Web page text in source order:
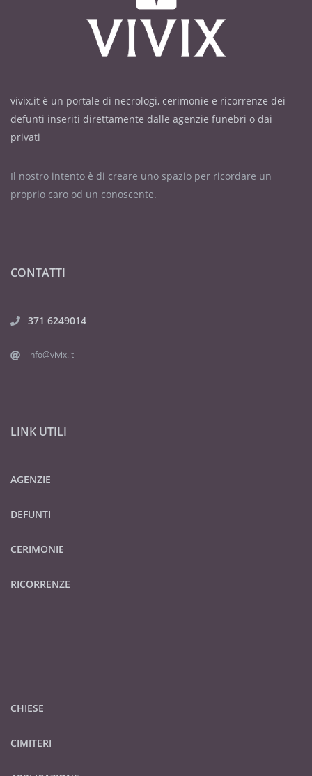
vivix.it è un portale di necrologi, cerimonie e ricorrenze dei
defunti inseriti direttamente dalle agenzie funebri o dai
privati
Il nostro intento è di creare uno spazio per ricordare un
proprio caro od un conoscente.
CONTATTI
371 6249014
info@vivix.it
LINK UTILI
AGENZIE
DEFUNTI
CERIMONIE
RICORRENZE
CHIESE
CIMITERI